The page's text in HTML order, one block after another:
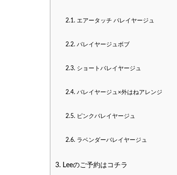
2.1. エアータッチ バレイヤージュ
2.2. バレイヤージュボブ
2.3. ショートバレイヤージュ
2.4. バレイヤージュ×外はねアレンジ
2.5. ピンクバレイヤージュ
2.6. ラベンダーバレイヤージュ
3. Leeのご予約はコチラ